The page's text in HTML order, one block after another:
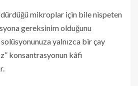
mikroplar için bile nispeten
gereksinim olduğunu
yalnızca bir çay
konsantrasyonun kâfi